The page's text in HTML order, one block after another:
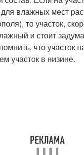
влажных мест
то участок,
и стоит
что участок
участок в низине.